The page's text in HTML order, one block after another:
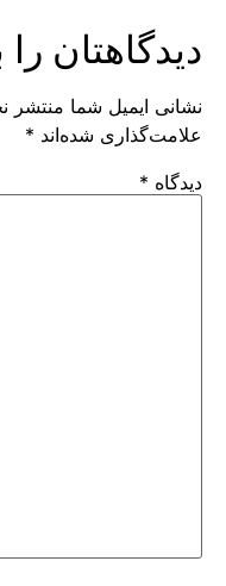
دیدگاهتان
نشانی ایمیل شما منتشر
علامت‌گذاری شده‌اند *
دیدگاه *